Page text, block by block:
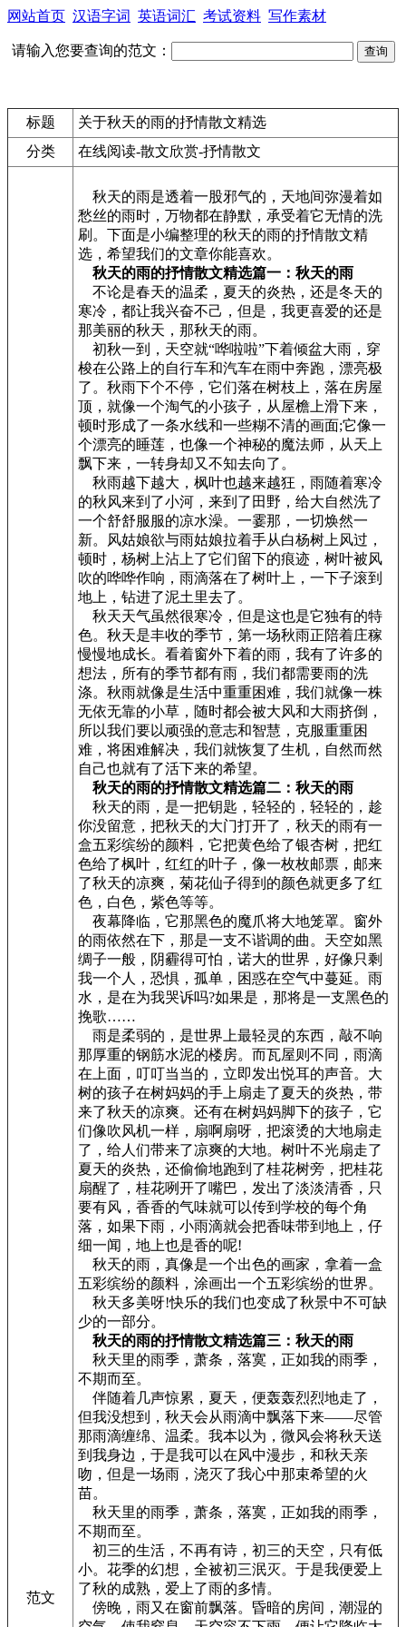
网站首页 汉语字词 英语词汇 考试资料 写作素材
请输入您要查询的范文：
标题
关于秋天的雨的抒情散文精选
分类
在线阅读-散文欣赏-抒情散文
范文
秋天的雨是透着一股邪气的，天地间弥漫着如
愁丝的雨时，万物都在静默，承受着它无情的洗
刷。下面是小编整理的秋天的雨的抒情散文精
选，希望我们的文章你能喜欢。
秋天的雨的抒情散文精选篇一：秋天的雨
不论是春天的温柔，夏天的炎热，还是冬天的
寒冷，都让我兴奋不己，但是，我更喜爱的还是
那美丽的秋天，那秋天的雨。
初秋一到，天空就“哗啦啦”下着倾盆大雨，穿
梭在公路上的自行车和汽车在雨中奔跑，漂亮极
了。秋雨下个不停，它们落在树枝上，落在房屋
顶，就像一个淘气的小孩子，从屋檐上滑下来，
顿时形成了一条水线和一些糊不清的画面;它像一
个漂亮的睡莲，也像一个神秘的魔法师，从天上
飘下来，一转身却又不知去向了。
秋雨越下越大，枫叶也越来越狂，雨随着寒冷
的秋风来到了小河，来到了田野，给大自然洗了
一个舒舒服服的凉水澡。一霎那，一切焕然一
新。风姑娘欲与雨姑娘拉着手从白杨树上风过，
顿时，杨树上沾上了它们留下的痕迹，树叶被风
吹的哗哗作响，雨滴落在了树叶上，一下子滚到
地上，钻进了泥土里去了。
秋天天气虽然很寒冷，但是这也是它独有的特
色。秋天是丰收的季节，第一场秋雨正陪着庄稼
慢慢地成长。看着窗外下着的雨，我有了许多的
想法，所有的季节都有雨，我们都需要雨的洗
涤。秋雨就像是生活中重重困难，我们就像一株
无依无靠的小草，随时都会被大风和大雨挤倒，
所以我们要以顽强的意志和智慧，克服重重困
难，将困难解决，我们就恢复了生机，自然而然
自己也就有了活下来的希望。
秋天的雨的抒情散文精选篇二：秋天的雨
秋天的雨，是一把钥匙，轻轻的，轻轻的，趁
你没留意，把秋天的大门打开了，秋天的雨有一
盒五彩缤纷的颜料，它把黄色给了银杏树，把红
色给了枫叶，红红的叶子，像一枚枚邮票，邮来
了秋天的凉爽，菊花仙子得到的颜色就更多了红
色，白色，紫色等等。
夜幕降临，它那黑色的魔爪将大地笼罩。窗外
的雨依然在下，那是一支不谐调的曲。天空如黑
绸子一般，阴霾得可怕，诺大的世界，好像只剩
我一个人，恐惧，孤单，困惑在空气中蔓延。雨
水，是在为我哭诉吗?如果是，那将是一支黑色的
挽歌……
雨是柔弱的，是世界上最轻灵的东西，敲不响
那厚重的钢筋水泥的楼房。而瓦屋则不同，雨滴
在上面，叮叮当当的，立即发出悦耳的声音。大
树的孩子在树妈妈的手上扇走了夏天的炎热，带
来了秋天的凉爽。还有在树妈妈脚下的孩子，它
们像吹风机一样，扇啊扇呀，把滚烫的大地扇走
了，给人们带来了凉爽的大地。树叶不光扇走了
夏天的炎热，还偷偷地跑到了桂花树旁，把桂花
扇醒了，桂花咧开了嘴巴，发出了淡淡清香，只
要有风，香香的气味就可以传到学校的每个角
落，如果下雨，小雨滴就会把香味带到地上，仔
细一闻，地上也是香的呢!
秋天的雨，真像是一个出色的画家，拿着一盒
五彩缤纷的颜料，涂画出一个五彩缤纷的世界。
秋天多美呀!快乐的我们也变成了秋景中不可缺
少的一部分。
秋天的雨的抒情散文精选篇三：秋天的雨
秋天里的雨季，萧条，落寞，正如我的雨季，
不期而至。
伴随着几声惊累，夏天，便轰轰烈烈地走了，
但我没想到，秋天会从雨滴中飘落下来——尽管
那雨滴缠绵、温柔。我本以为，微风会将秋天送
到我身边，于是我可以在风中漫步，和秋天亲
吻，但是一场雨，浇灭了我心中那束希望的火
苗。
秋天里的雨季，萧条，落寞，正如我的雨季，
不期而至。
初三的生活，不再有诗，初三的天空，只有低
小。花季的幻想，全被初三泯灭。于是我便爱上
了秋的成熟，爱上了雨的多情。
傍晚，雨又在窗前飘落。昏暗的房间，潮湿的